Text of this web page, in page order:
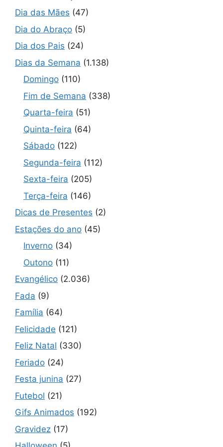
Dia das Mães (47)
Dia do Abraço (5)
Dia dos Pais (24)
Dias da Semana (1.138)
Domingo (110)
Fim de Semana (338)
Quarta-feira (51)
Quinta-feira (64)
Sábado (122)
Segunda-feira (112)
Sexta-feira (205)
Terça-feira (146)
Dicas de Presentes (2)
Estações do ano (45)
Inverno (34)
Outono (11)
Evangélico (2.036)
Fada (9)
Família (64)
Felicidade (121)
Feliz Natal (330)
Feriado (24)
Festa junina (27)
Futebol (21)
Gifs Animados (192)
Gravidez (17)